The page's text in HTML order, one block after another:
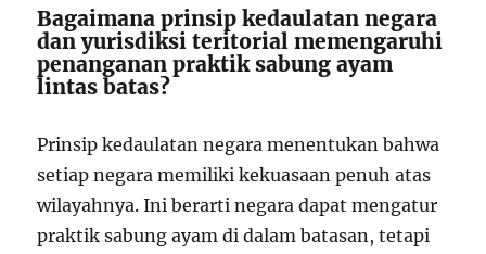
Bagaimana prinsip kedaulatan negara
dan yurisdiksi teritorial memengaruhi
penanganan praktik sabung ayam
lintas batas?
Prinsip kedaulatan negara menentukan bahwa
setiap negara memiliki kekuasaan penuh atas
wilayahnya. Ini berarti negara dapat mengatur
praktik sabung ayam di dalam batasan, tetapi